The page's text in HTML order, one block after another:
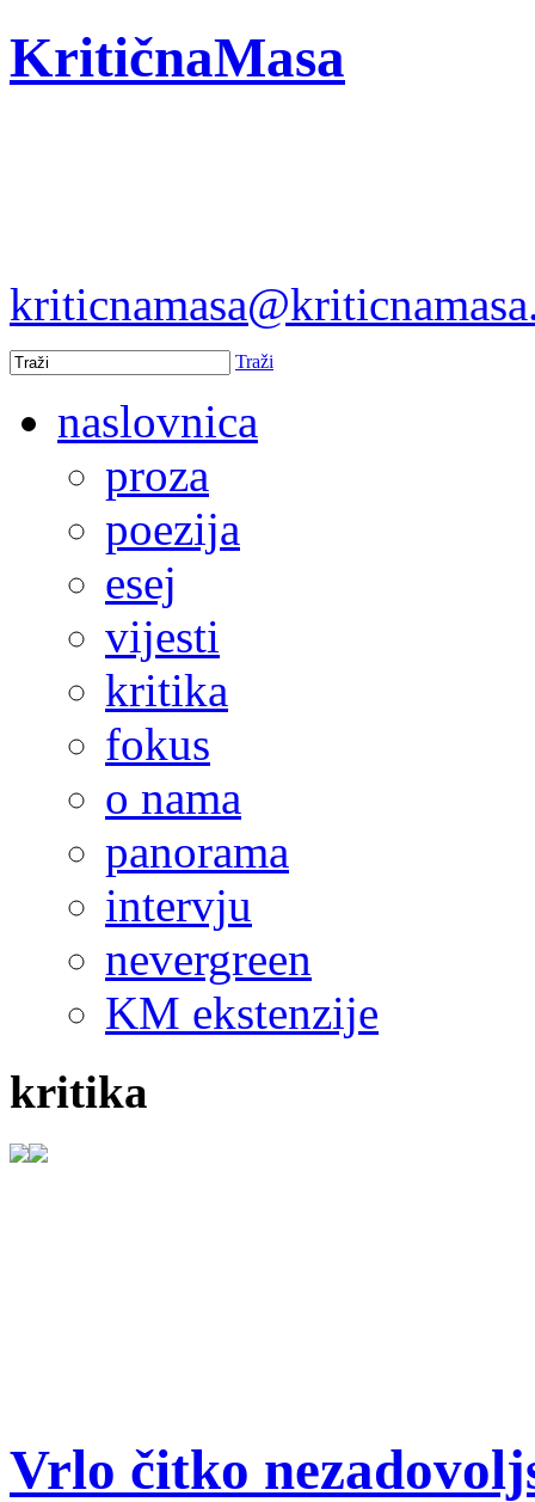
KritičnaMasa
Traži
naslovnica
proza
poezija
esej
vijesti
kritika
fokus
o nama
panorama
intervju
nevergreen
KM ekstenzije
kritika
Vrlo čitko